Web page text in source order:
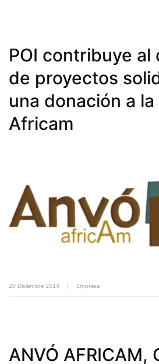
POI contribuye al
de proyectos
una donación a la
Africam
29 Diciembre 2014 | Empresa
ANVÓ AFRICAM,